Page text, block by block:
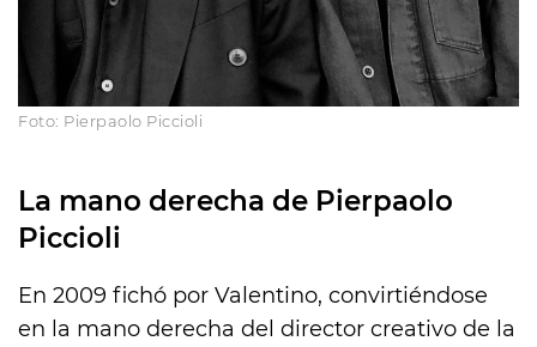
Foto: Pierpaolo Piccioli
La mano derecha de Pierpaolo
Piccioli
En 2009 fichó por Valentino, convirtiéndose
en la mano derecha del director creativo de la